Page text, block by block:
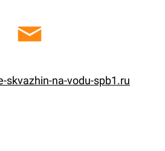
skvazhin-na-vodu-spb1.ru